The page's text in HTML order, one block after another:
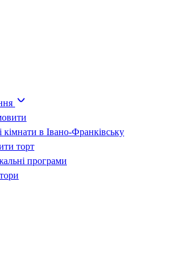
кімнати в Івано-Франківську
торт
програми